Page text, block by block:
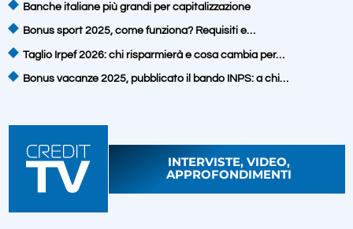
Banche italiane più grandi per capitalizzazione
Bonus sport 2025, come funziona? Requisiti e…
Taglio Irpef 2026: chi risparmierà e cosa cambia per…
Bonus vacanze 2025, pubblicato il bando INPS: a chi…
INTERVISTE, VIDEO,
APPROFONDIMENTI